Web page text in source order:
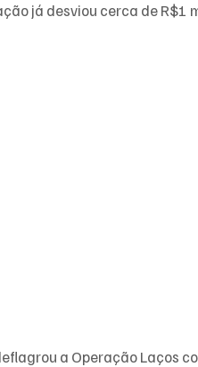
já desviou cerca de R$1
a Operação Laços